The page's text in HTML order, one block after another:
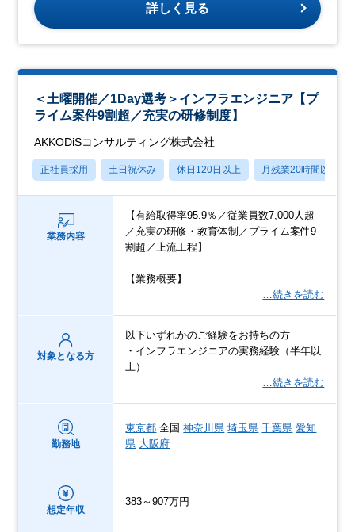
詳しく見る
＜土曜開催／1Day選考＞インフラエンジニア【プ
ライム案件9割超／充実の研修制度】
AKKODiSコンサルティング株式会社
正社員採用 土日祝休み 休日120日以上 月残業20時間以内
業務内容
【有給取得率95.9％／従業員数7,000人超
／充実の研修・教育体制／プライム案件9
割超／上流工程】
【業務概要】
…続きを読む
対象となる方
以下いずれかのご経験をお持ちの方
・インフラエンジニアの実務経験（半年以
上）
…続きを読む
勤務地
東京都 全国神奈川県 埼玉県 千葉県 愛知
県 大阪府
想定年収
383～907万円